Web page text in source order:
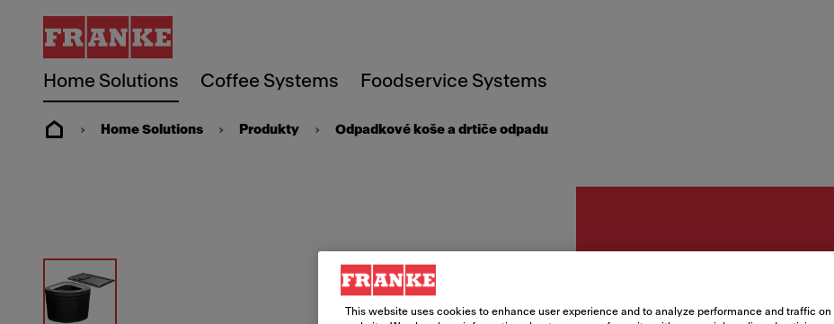
Home Solutions Coffee Systems Foodservice Systems
Home Solutions Produkty Odpadkové koše a drtiče odpadu
Solo 45
This website uses cookies to enhance user experience and to analyze performance and traffic on